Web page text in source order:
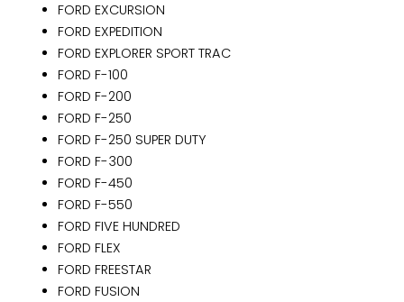
FORD EXCURSION
FORD EXPEDITION
FORD EXPLORER SPORT TRAC
FORD F-100
FORD F-200
FORD F-250
FORD F-250 SUPER DUTY
FORD F-300
FORD F-450
FORD F-550
FORD FIVE HUNDRED
FORD FLEX
FORD FREESTAR
FORD FUSION